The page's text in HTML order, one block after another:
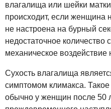
влагалища или шейки
происходит, если женщина
не настроена на бурный
недостаточное количество
механическое воздействие
Сухость влагалища
симптомом климакса.
обычно у женщин после 50